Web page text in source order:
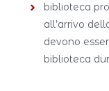
biblioteca
all’arrivo
devono
biblioteca